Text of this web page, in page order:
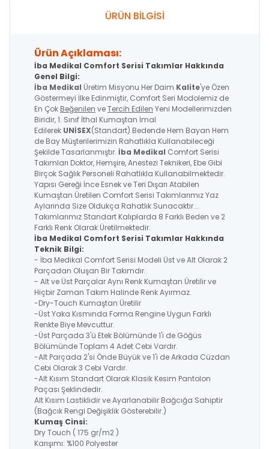
ÜRÜN BİLGİSİ
Ürün Açıklaması:
İba Medikal Comfort Serisi Takımlar Hakkında
Genel Bilgi:
İba Medikal Üretim Misyonu Her Daim Kalite'ye Özen
Göstermeyi İlke Edinmiştir, Comfort Seri Modolemiz de
En Çok Beğenilen veTercih Edilen Yeni Modellerimizden
Biridir, 1. Sınıf İthal Kumaştan İmal
Edilerek UNİSEX(Standart) Bedende Hem Bayan Hem
de Bay Müşterilerimizin Rahatlıkla Kullanabileceği
Şekilde Tasarlanmıştır. İba Medikal Comfort Serisi
Takımları Doktor, Hemşire, Anestezi Teknikeri, Ebe Gibi
Birçok Sağlık Personeli Rahatlıkla Kullanabilmektedir.
Yapısı Gereği İnce Esnek ve Teri Dışarı Atabilen
Kumaştan Üretilen Comfort Serisi Takımlarımız Yaz
Aylarında Size Oldukça Rahatlık Sunacaktır...
Takımlarımız Standart Kalıplarda 8 Farklı Beden ve 2
Farklı Renk Olarak Üretilmektedir.
İba Medikal Comfort Serisi Takımlar Hakkında
Teknik Bilgi:
- İba Medikal Comfort Serisi Modeli Üst ve Alt Olarak 2
Parçadan Oluşan Bir Takımdır.
- Alt ve Üst Parçalar Aynı Renk Kumaştan Üretilir ve
Hiçbir Zaman Takım Halinde Renk Ayırmaz.
-Dry-Touch Kumaştan Üretilir
-Üst Yaka Kısmında Forma Rengine Uygun Farklı
Renkte Biye Mevcuttur.
-Üst Parçada 3'ü Etek Bölümünde 1'i de Göğüs
Bölümünde Toplam 4 Adet Cebi Vardır.
-Alt Parçada 2'si Önde Büyük ve 1'i de Arkada Cüzdan
Cebi Olarak 3 Cebi Vardır.
-Alt Kısım Standart Olarak Klasik Kesim Pantolon
Paçası Şeklindedir.
Alt Kısım Lastiklidir ve Ayarlanabilir Bağcığa Sahiptir
(Bağcık Rengi Değişiklik Gösterebilir.)
Kumaş Cinsi:
Dry Touch ( 175 gr/m2 )
Karışımı: %100 Polyester